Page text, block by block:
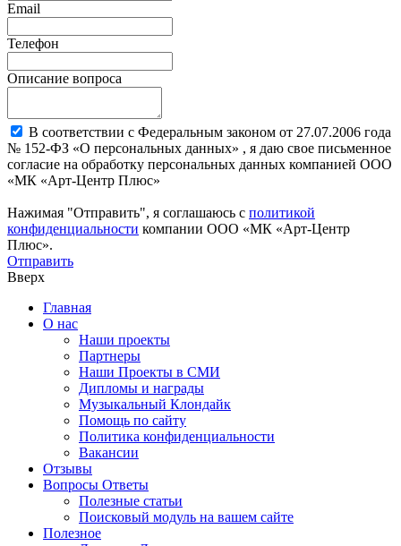
Email
Телефон
Описание вопроса
В соответствии с Федеральным законом от 27.07.2006 года
№ 152-ФЗ «О персональных данных» , я даю свое письменное
согласие на обработку персональных данных компанией ООО
«МК «Арт-Центр Плюс»
Нажимая "Отправить", я соглашаюсь с политикой
конфиденциальности компании ООО «МК «Арт-Центр
Плюс».
Отправить
Вверх
Главная
О нас
Наши проекты
Партнеры
Наши Проекты в СМИ
Дипломы и награды
Музыкальный Клондайк
Помощь по сайту
Политика конфиденциальности
Вакансии
Отзывы
Вопросы Ответы
Полезные статьи
Поисковый модуль на вашем сайте
Полезное